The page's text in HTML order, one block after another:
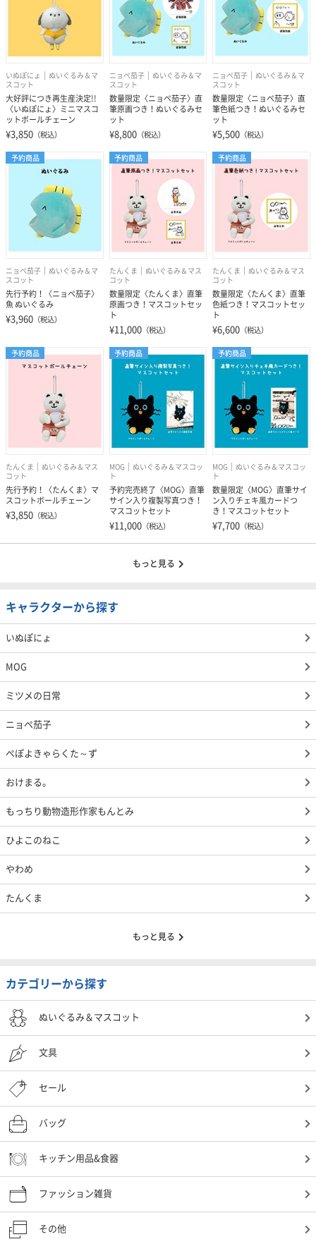
いぬぽにょ
ぬいぐるみ＆マ
スコット
大好評につき再生産決定!!
〈いぬぽにょ〉ミニマスコ
ットボールチェーン
¥3,850 （税込）
ニョペ茄子
ぬいぐるみ＆マ
スコット
数量限定〈ニョペ茄子〉直
筆原画つき！ぬいぐるみセ
ット
¥8,800（税込）
ニョペ茄子
ぬいぐるみ＆マ
スコット
数量限定〈ニョペ茄子〉直
筆色紙つき！ぬいぐるみセ
ット
¥5,500 （税込）
予約商品
ニョペ茄子
ぬいぐるみ＆マ
スコット
先行予約！〈ニョペ茄子〉
魚 ぬいぐるみ
¥3,960 （税込）
予約商品
たんくま
ぬいぐるみ＆マス
コット
数量限定〈たんくま〉直筆
原画つき！マスコットセッ
ト
¥11,000（税込）
予約商品
たんくま
ぬいぐるみ＆マス
コット
数量限定〈たんくま〉直筆
色紙つき！マスコットセッ
ト
¥6,600 （税込）
予約商品
たんくま
ぬいぐるみ＆マス
コット
先行予約！〈たんくま〉マ
スコットボールチェーン
¥3,850 （税込）
予約商品
MOG
ぬいぐるみ＆マスコッ
ト
予約完売終了〈MOG〉直筆
サイン入り複製写真つき！
マスコットセット
¥11,000（税込）
予約商品
MOG
ぬいぐるみ＆マスコッ
ト
数量限定〈MOG〉直筆サイ
ン入りチェキ風カードつ
き！マスコットセット
¥7,700 （税込）
もっと見る
キャラクターから探す
いぬぽにょ
MOG
ミツメの日常
ニョペ茄子
ぺぽよきゃらくた～ず
おけまる。
もっちり動物造形作家もんとみ
ひよこのねこ
やわめ
たんくま
もっと見る
カテゴリーから探す
ぬいぐるみ＆マスコット
文具
セール
バッグ
キッチン用品&食器
ファッション雑貨
その他